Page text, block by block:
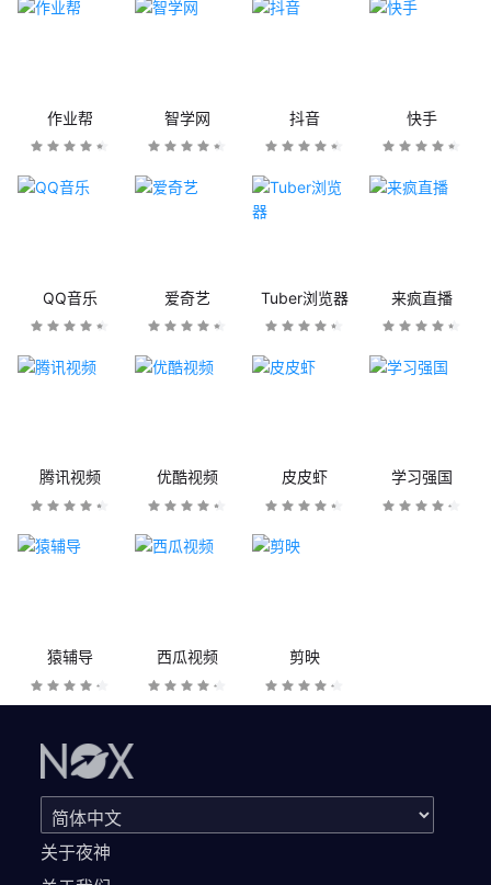
作业帮 智学网 抖音 快手
QQ音乐 爱奇艺 Tuber浏览器 来疯直播
腾讯视频 优酷视频 皮皮虾 学习强国
猿辅导 西瓜视频 剪映
关于夜神